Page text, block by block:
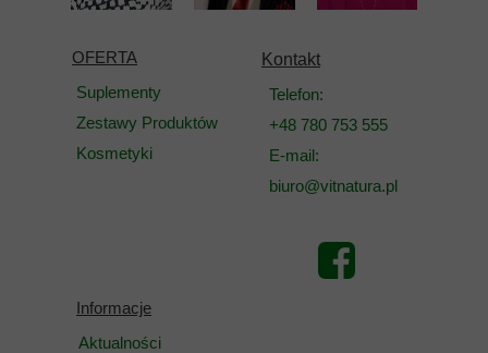
OFERTA
Suplementy
Zestawy Produktów
Kosmetyki
Informacje
Aktualności
Kontakt
Telefon:
+48 780 753 555
E-mail:
biuro@vitnatura.pl